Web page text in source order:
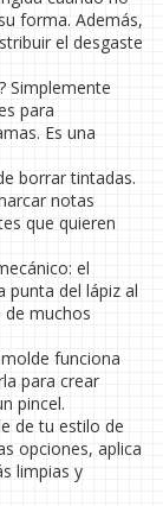
forma. Además,
el desgaste
Simplemente
para
Es una
borrar tintadas.
notas
que quieren
el
punta del lápiz al
muchos
funciona
para crear
pincel.
de tu estilo de
opciones, aplica
limpias y